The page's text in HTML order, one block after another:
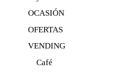
OCASIÓN
OFERTAS
VENDING
Café